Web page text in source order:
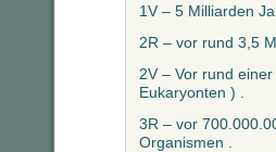
1V – 5 Milliarden
2R – vor rund 3,5
2V – Vor rund
Eukaryonten ) .
3R – vor
Organismen .